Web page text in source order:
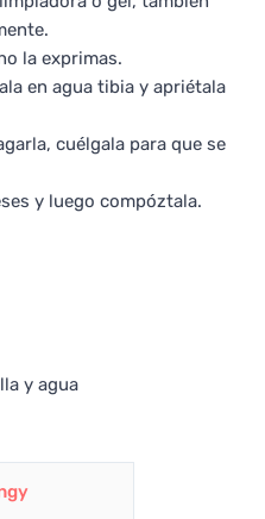
la exprimas.
en agua tibia y apriétala
cuélgala para que se
y luego compóztala.
y agua